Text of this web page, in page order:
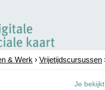
& Werk › Vrijetijdscursussen
Je